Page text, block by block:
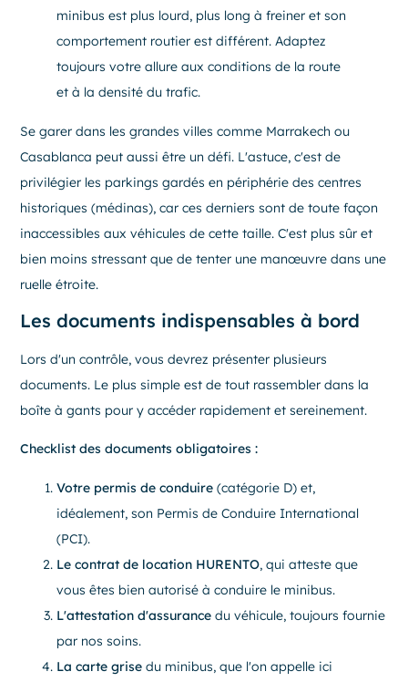
minibus est plus lourd, plus long à freiner et son
comportement routier est différent. Adaptez
toujours votre allure aux conditions de la route
et à la densité du trafic.
Se garer dans les grandes villes comme Marrakech ou
Casablanca peut aussi être un défi. L'astuce, c'est de
privilégier les parkings gardés en périphérie des centres
historiques (médinas), car ces derniers sont de toute façon
inaccessibles aux véhicules de cette taille. C'est plus sûr et
bien moins stressant que de tenter une manœuvre dans une
ruelle étroite.
Les documents indispensables à bord
Lors d'un contrôle, vous devrez présenter plusieurs
documents. Le plus simple est de tout rassembler dans la
boîte à gants pour y accéder rapidement et sereinement.
Checklist des documents obligatoires :
Votre permis de conduire (catégorie D) et,
idéalement, son Permis de Conduire International
(PCI).
Le contrat de location HURENTO, qui atteste que
vous êtes bien autorisé à conduire le minibus.
L'attestation d'assurance du véhicule, toujours fournie
par nos soins.
La carte grise du minibus, que l'on appelle ici